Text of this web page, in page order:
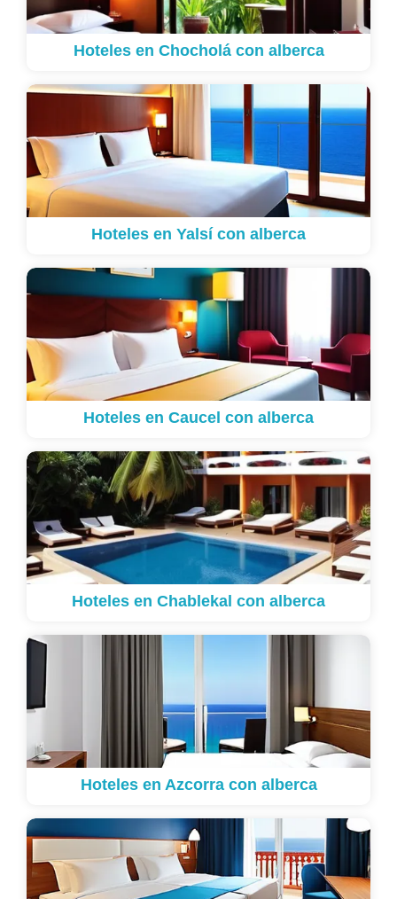
Hoteles en Chocholá con alberca
Hoteles en Yalsí con alberca
Hoteles en Caucel con alberca
Hoteles en Chablekal con alberca
Hoteles en Azcorra con alberca